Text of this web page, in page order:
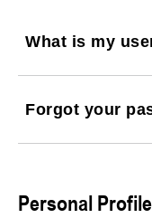
What is my
Forgot your
Personal